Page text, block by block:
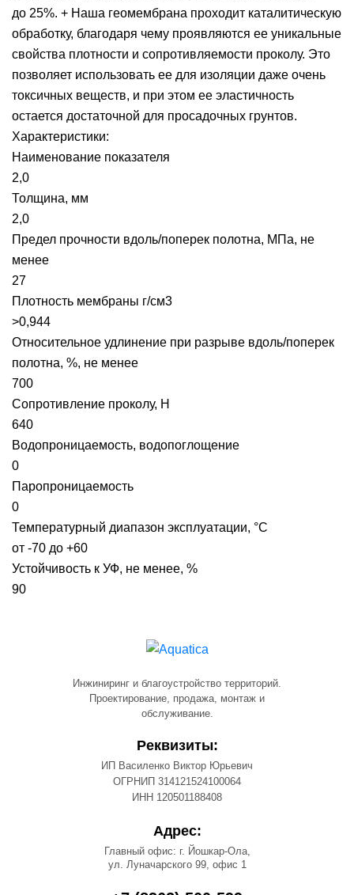
до 25%. + Наша геомембрана проходит каталитическую
обработку, благодаря чему проявляются ее уникальные
свойства плотности и сопротивляемости проколу. Это
позволяет использовать ее для изоляции даже очень
токсичных веществ, и при этом ее эластичность
остается достаточной для просадочных грунтов.
Характеристики:
Наименование показателя
2,0
Толщина, мм
2,0
Предел прочности вдоль/поперек полотна, МПа, не
менее
27
Плотность мембраны г/см3
>0,944
Относительное удлинение при разрыве вдоль/поперек
полотна, %, не менее
700
Сопротивление проколу, Н
640
Водопроницаемость, водопоглощение
0
Паропроницаемость
0
Температурный диапазон эксплуатации, °С
от -70 до +60
Устойчивость к УФ, не менее, %
90
Инжиниринг и благоустройство территорий.
Проектирование, продажа, монтаж и
обслуживание.
Реквизиты:
ИП Василенко Виктор Юрьевич
ОГРНИП 314121524100064
ИНН 120501188408
Адрес:
Главный офис: г. Йошкар-Ола,
ул. Луначарского 99, офис 1